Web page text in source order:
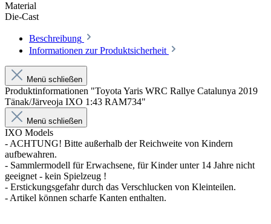
Material
Die-Cast
Beschreibung
Informationen zur Produktsicherheit
Menü schließen
Produktinformationen "Toyota Yaris WRC Rallye Catalunya 2019
Tänak/Järveoja IXO 1:43 RAM734"
Menü schließen
IXO Models
- ACHTUNG! Bitte außerhalb der Reichweite von Kindern
aufbewahren.
- Sammlermodell für Erwachsene, für Kinder unter 14 Jahre nicht
geeignet - kein Spielzeug !
- Erstickungsgefahr durch das Verschlucken von Kleinteilen.
- Artikel können scharfe Kanten enthalten.